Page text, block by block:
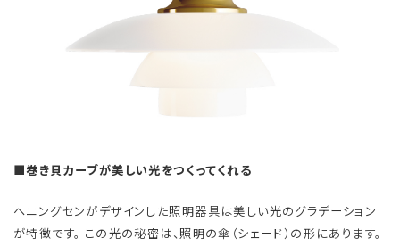
■巻き貝カーブが美しい光をつくってくれる
ヘニングセンがデザインした照明器具は美しい光のグラデーション
が特徴です。 この光の秘密は、照明の傘（シェード）の形にあります。